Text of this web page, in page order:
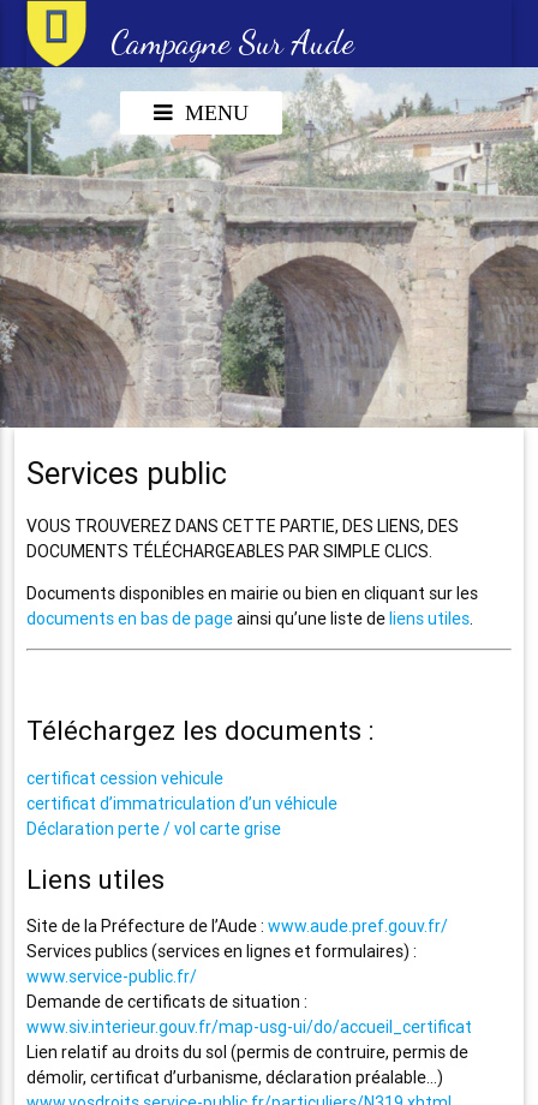
Campagne Sur Aude
MENU
Services public
VOUS TROUVEREZ DANS CETTE PARTIE, DES LIENS, DES
DOCUMENTS TÉLÉCHARGEABLES PAR SIMPLE CLICS.
Documents disponibles en mairie ou bien en cliquant sur les
documents en bas de pageainsi qu’une liste deliens utiles.
Téléchargez les documents :
certificat cession vehicule
certificat d’immatriculation d’un véhicule
Déclaration perte / vol carte grise
Liens utiles
Site de la Préfecture de l’Aude :www.aude.pref.gouv.fr/
Services publics (services en lignes et formulaires) :
www.service-public.fr/
Demande de certificats de situation :
www.siv.interieur.gouv.fr/map-usg-ui/do/accueil_certificat
Lien relatif au droits du sol (permis de contruire, permis de
démolir, certificat d’urbanisme, déclaration préalable…)